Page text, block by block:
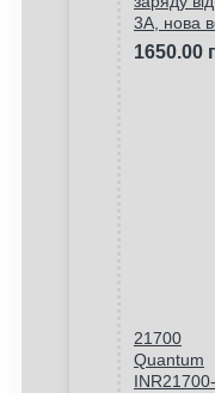
3A, нова
1650.00
21700
Quantum
INR21700-